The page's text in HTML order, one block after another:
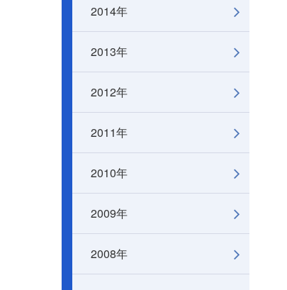
2014年
2013年
2012年
2011年
2010年
2009年
2008年